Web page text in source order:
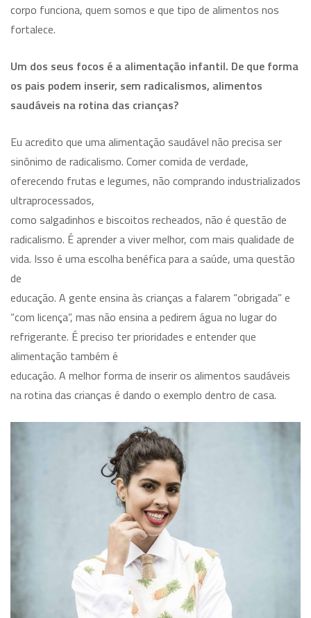
corpo funciona, quem somos e que tipo de alimentos nos
fortalece.
Um dos seus focos é a alimentação infantil. De que forma
os pais podem inserir, sem radicalismos, alimentos
saudáveis na rotina das crianças?
Eu acredito que uma alimentação saudável não precisa ser
sinônimo de radicalismo. Comer comida de verdade,
oferecendo frutas e legumes, não comprando industrializados
ultraprocessados,
como salgadinhos e biscoitos recheados, não é questão de
radicalismo. É aprender a viver melhor, com mais qualidade de
vida. Isso é uma escolha benéfica para a saúde, uma questão
de
educação. A gente ensina às crianças a falarem “obrigada” e
“com licença”, mas não ensina a pedirem água no lugar do
refrigerante. É preciso ter prioridades e entender que
alimentação também é
educação. A melhor forma de inserir os alimentos saudáveis
na rotina das crianças é dando o exemplo dentro de casa.